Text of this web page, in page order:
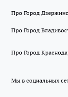
Про Город
Про Город
Про Город
Мы в социальных